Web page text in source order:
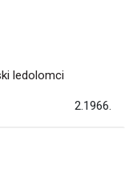
ledolomci
2.1966.